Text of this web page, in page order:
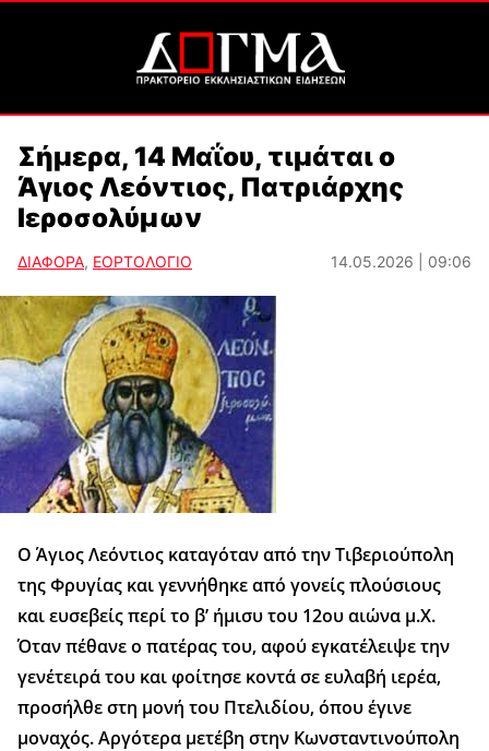
Σήμερα, 14 Μαΐου, τιμάται ο
Άγιος Λεόντιος, Πατριάρχης
Ιεροσολύμων
ΔΙΑΦΟΡΑ, ΕΟΡΤΟΛΟΓΙΟ 14.05.2026 | 09:06
Ο Άγιος Λεόντιος καταγόταν από την Τιβεριούπολη
της Φρυγίας και γεννήθηκε από γονείς πλούσιους
και ευσεβείς περί το β’ ήμισυ του 12ου αιώνα μ.Χ.
Όταν πέθανε ο πατέρας του, αφού εγκατέλειψε την
γενέτειρά του και φοίτησε κοντά σε ευλαβή ιερέα,
προσήλθε στη μονή του Πτελιδίου, όπου έγινε
μοναχός. Αργότερα μετέβη στην Κωνσταντινούπολη